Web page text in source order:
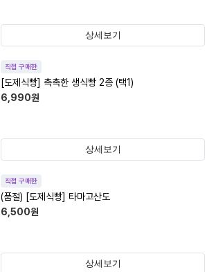
상세보기
직접 구매한
[도제식빵] 촉촉한 생식빵 2종 (택1)
6,990원
상세보기
직접 구매한
(품절) [도제식빵] 타마고산도
6,500원
상세보기